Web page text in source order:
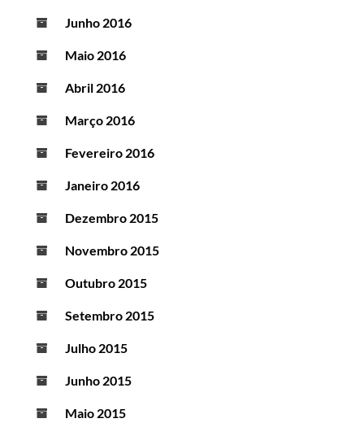
Junho 2016
Maio 2016
Abril 2016
Março 2016
Fevereiro 2016
Janeiro 2016
Dezembro 2015
Novembro 2015
Outubro 2015
Setembro 2015
Julho 2015
Junho 2015
Maio 2015